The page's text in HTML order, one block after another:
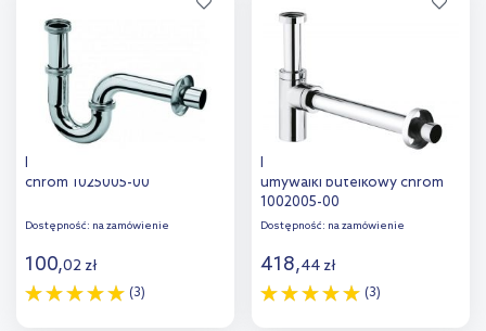
porównania
Kludi syfon umywalkowy
chrom 1025005-00
Dostępność: na zamówienie
100,02 zł
(3)
Kludi Design syfon do
umywalki butelkowy chrom
1002005-00
Dostępność: na zamówienie
418,44 zł
(3)